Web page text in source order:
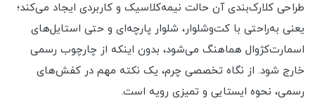
طراحی کلارک‌بندی آن حالت نیمه‌کلاسیک و کاربردی ایجاد می‌کند؛
یعنی به‌راحتی با کت‌وشلوار، شلوار پارچه‌ای و حتی استایل‌های
اسمارت‌کژوال هماهنگ می‌شود، بدون اینکه از چارچوب رسمی
خارج شود. از نگاه تخصصی چرم، یک نکته مهم در کفش‌های
رسمی، نحوه ایستایی و تمیزی رویه است.